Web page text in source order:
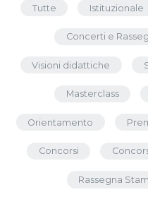
Tutte Istituzionale
Concerti e
Visioni didattiche
Masterclass
Orientamento
Concorsi
Rassegna